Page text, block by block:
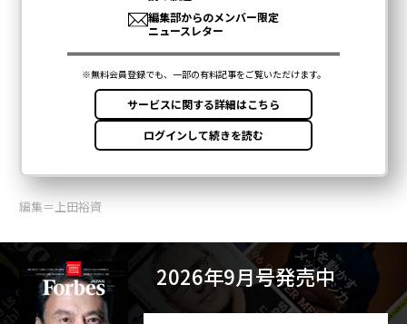
編集＝上田裕資
2026年9月号発売中